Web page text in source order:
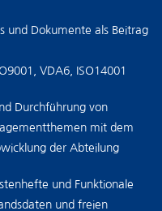
und Dokumente als Beitrag
VDA6, ISO14001
Durchführung von
mit dem
der Abteilung
und Funktionale
und freien